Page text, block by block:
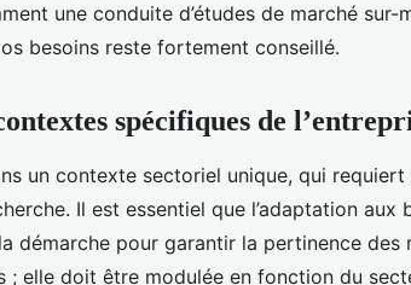
une conduite d’études de marché sur-
besoins reste fortement conseillé.
spécifiques de
un contexte sectoriel unique, qui
Il est essentiel que l’adaptation aux
démarche pour garantir la pertinence des
; elle doit être modulée en fonction du